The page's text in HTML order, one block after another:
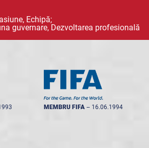
Echipă;
guvernare, Dezvoltarea profesională
MEMBRU FIFA -- 16.06.1994